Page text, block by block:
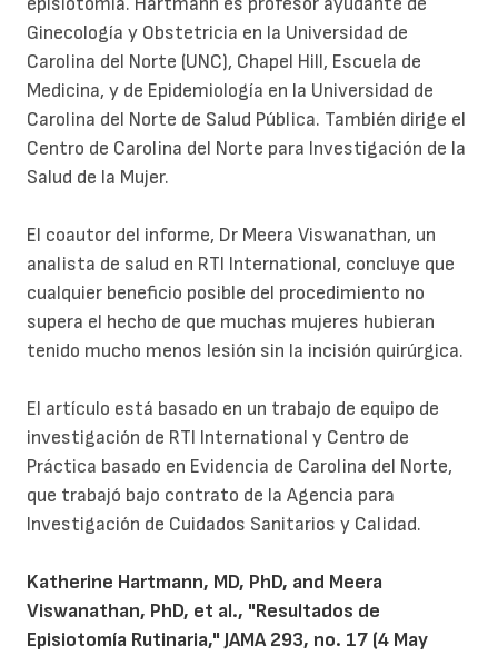
Ginecología y Obstetricia en la Universidad de
Carolina del Norte (UNC), Chapel Hill, Escuela de
Medicina, y de Epidemiología en la Universidad de
Carolina del Norte de Salud Pública. También dirige el
Centro de Carolina del Norte para Investigación de la
Salud de la Mujer.
El coautor del informe, Dr Meera Viswanathan, un
analista de salud en RTI International, concluye que
cualquier beneficio posible del procedimiento no
supera el hecho de que muchas mujeres hubieran
tenido mucho menos lesión sin la incisión quirúrgica.
El artículo está basado en un trabajo de equipo de
investigación de RTI International y Centro de
Práctica basado en Evidencia de Carolina del Norte,
que trabajó bajo contrato de la Agencia para
Investigación de Cuidados Sanitarios y Calidad.
Katherine Hartmann, MD, PhD, and Meera
Viswanathan, PhD, et al., "Resultados de
Episiotomía Rutinaria," JAMA 293, no. 17 (4 May